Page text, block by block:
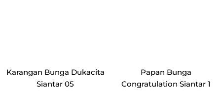
Karangan Bunga Dukacita
Siantar 05
Papan Bunga
Congratulation Siantar 1